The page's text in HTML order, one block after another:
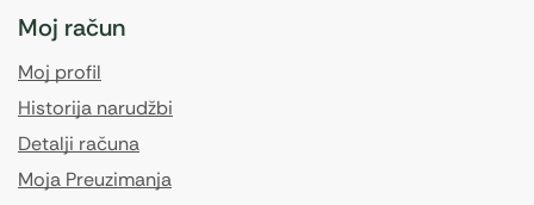
Moj račun
Moj profil
Historija narudžbi
Detalji računa
Moja Preuzimanja